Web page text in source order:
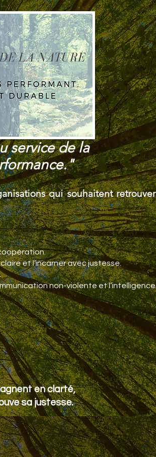
service de la
qui souhaitent retrouver
et l’incarner avec justesse.
non-violente et l’intelligence
en clarté,
sa justesse.